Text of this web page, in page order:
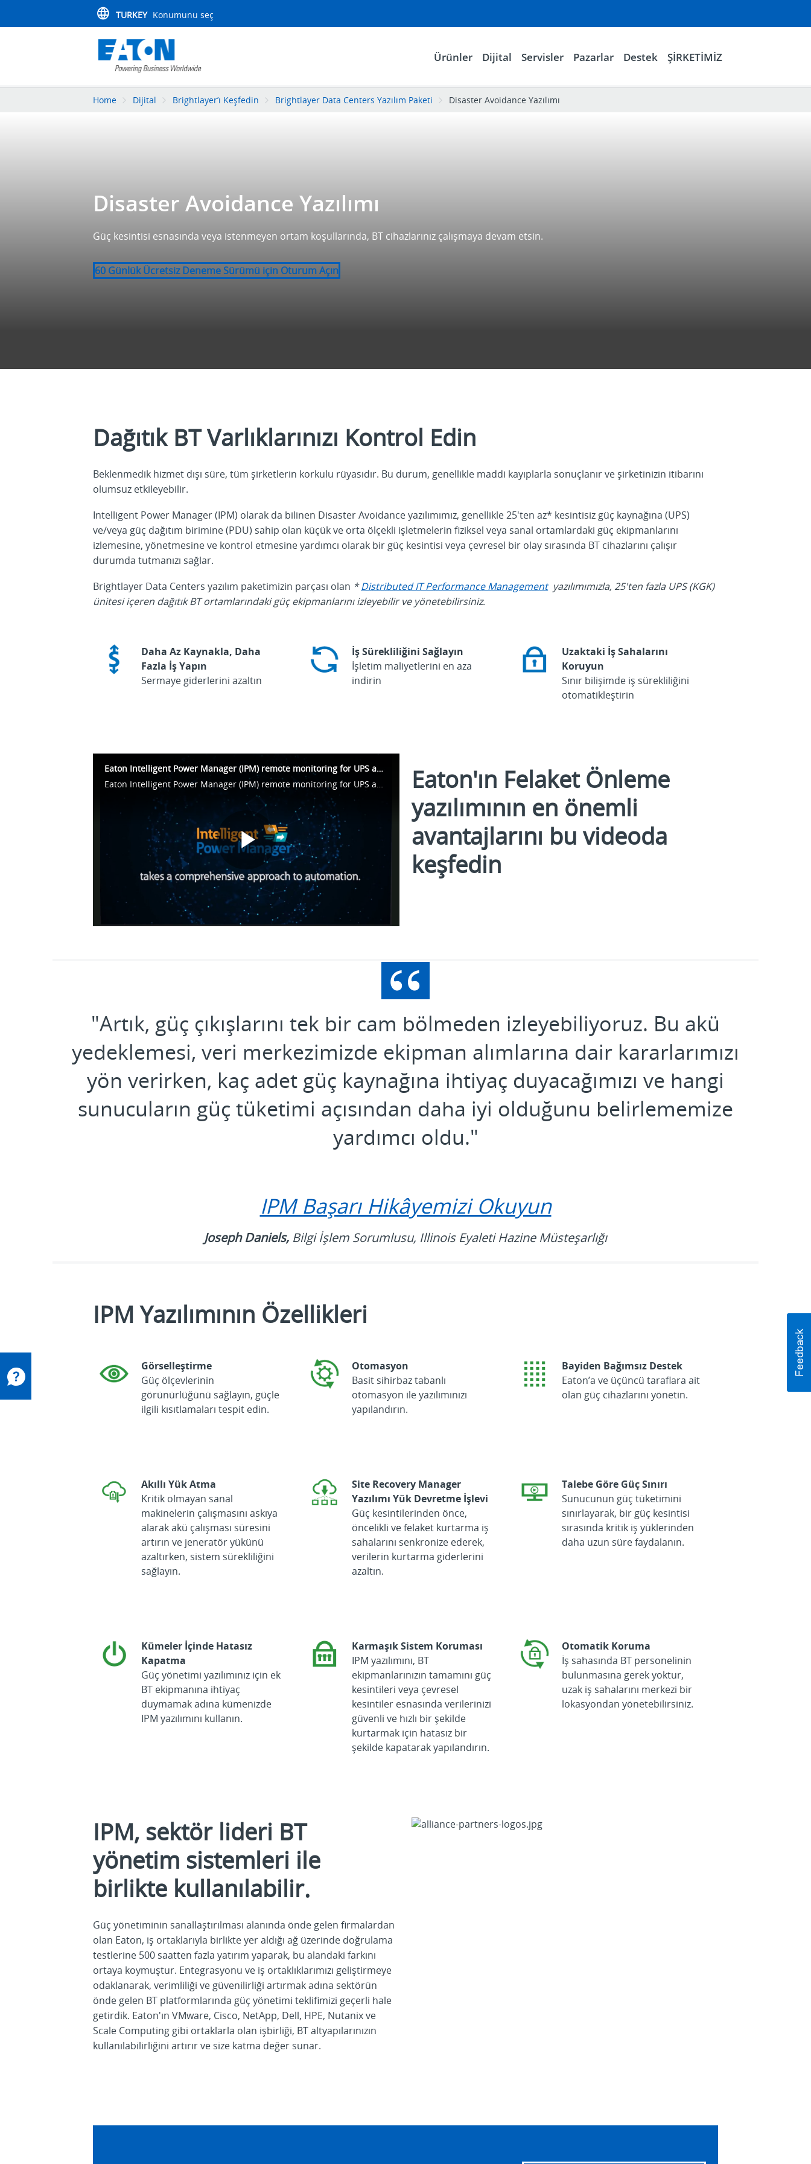
TURKEY Konumunu seç
Ürünler Dijital Servisler Pazarlar Destek ŞİRKETİMİZ
Home Dijital Brightlayer’ı Keşfedin Brightlayer Data Centers Yazılım Paketi Disaster Avoidance Yazılımı
Disaster Avoidance Yazılımı
Güç kesintisi esnasında veya istenmeyen ortam koşullarında, BT cihazlarınız çalışmaya devam etsin.
60 Günlük Ücretsiz Deneme Sürümü için Oturum Açın
Dağıtık BT Varlıklarınızı Kontrol Edin
Beklenmedik hizmet dışı süre, tüm şirketlerin korkulu rüyasıdır. Bu durum, genellikle maddi kayıplarla sonuçlanır ve şirketinizin itibarını
olumsuz etkileyebilir.
Intelligent Power Manager (IPM) olarak da bilinen Disaster Avoidance yazılımımız, genellikle 25'ten az* kesintisiz güç kaynağına (UPS)
ve/veya güç dağıtım birimine (PDU) sahip olan küçük ve orta ölçekli işletmelerin fiziksel veya sanal ortamlardaki güç ekipmanlarını
izlemesine, yönetmesine ve kontrol etmesine yardımcı olarak bir güç kesintisi veya çevresel bir olay sırasında BT cihazlarını çalışır
durumda tutmanızı sağlar.
Brightlayer Data Centers yazılım paketimizin parçası olan *Distributed IT Performance Managementyazılımımızla, 25'ten fazla UPS (KGK)
ünitesi içeren dağıtık BT ortamlarındaki güç ekipmanlarını izleyebilir ve yönetebilirsiniz.
Daha Az Kaynakla, Daha
Fazla İş Yapın
Sermaye giderlerini azaltın
İş Sürekliliğini Sağlayın
İşletim maliyetlerini en aza
indirin
Uzaktaki İş Sahalarını
Koruyun
Sınır bilişimde iş sürekliliğini
otomatikleştirin
Eaton Intelligent Power Manager (IPM) remote monitoring for UPS and PDU
Play
Video
Eaton'ın Felaket Önleme
yazılımının en önemli
avantajlarını bu videoda
keşfedin
"Artık, güç çıkışlarını tek bir cam bölmeden izleyebiliyoruz. Bu akü
yedeklemesi, veri merkezimizde ekipman alımlarına dair kararlarımızı
yön verirken, kaç adet güç kaynağına ihtiyaç duyacağımızı ve hangi
sunucuların güç tüketimi açısından daha iyi olduğunu belirlememize
yardımcı oldu."
IPM Başarı Hikâyemizi Okuyun
Joseph Daniels, Bilgi İşlem Sorumlusu, Illinois Eyaleti Hazine Müsteşarlığı
IPM Yazılımının Özellikleri
Görselleştirme
Güç ölçevlerinin
görünürlüğünü sağlayın, güçle
ilgili kısıtlamaları tespit edin.
Otomasyon
Basit sihirbaz tabanlı
otomasyon ile yazılımınızı
yapılandırın.
Bayiden Bağımsız Destek
Eaton’a ve üçüncü taraflara ait
olan güç cihazlarını yönetin.
Akıllı Yük Atma
Kritik olmayan sanal
makinelerin çalışmasını askıya
alarak akü çalışması süresini
artırın ve jeneratör yükünü
azaltırken, sistem sürekliliğini
sağlayın.
Site Recovery Manager
Yazılımı Yük Devretme İşlevi
Güç kesintilerinden önce,
öncelikli ve felaket kurtarma iş
sahalarını senkronize ederek,
verilerin kurtarma giderlerini
azaltın.
Talebe Göre Güç Sınırı
Sunucunun güç tüketimini
sınırlayarak, bir güç kesintisi
sırasında kritik iş yüklerinden
daha uzun süre faydalanın.
Kümeler İçinde Hatasız
Kapatma
Güç yönetimi yazılımınız için ek
BT ekipmanına ihtiyaç
duymamak adına kümenizde
IPM yazılımını kullanın.
Karmaşık Sistem Koruması
IPM yazılımını, BT
ekipmanlarınızın tamamını güç
kesintileri veya çevresel
kesintiler esnasında verilerinizi
güvenli ve hızlı bir şekilde
kurtarmak için hatasız bir
şekilde kapatarak yapılandırın.
Otomatik Koruma
İş sahasında BT personelinin
bulunmasına gerek yoktur,
uzak iş sahalarını merkezi bir
lokasyondan yönetebilirsiniz.
IPM, sektör lideri BT
yönetim sistemleri ile
birlikte kullanılabilir.
Güç yönetiminin sanallaştırılması alanında önde gelen firmalardan
olan Eaton, iş ortaklarıyla birlikte yer aldığı ağ üzerinde doğrulama
testlerine 500 saatten fazla yatırım yaparak, bu alandaki farkını
ortaya koymuştur. Entegrasyonu ve iş ortaklıklarımızı geliştirmeye
odaklanarak, verimliliği ve güvenilirliği artırmak adına sektörün
önde gelen BT platformlarında güç yönetimi teklifimizi geçerli hale
getirdik. Eaton'ın VMware, Cisco, NetApp, Dell, HPE, Nutanix ve
Scale Computing gibi ortaklarla olan işbirliği, BT altyapılarınızın
kullanılabilirliğini artırır ve size katma değer sunar.